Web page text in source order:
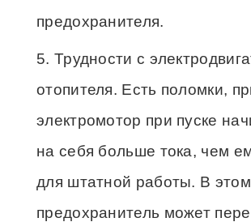
предохранителя.
Трудности с
отопителя. Есть поломки,
электромотор при пуске
на себя больше тока, чем
для штатной работы. В
предохранитель может